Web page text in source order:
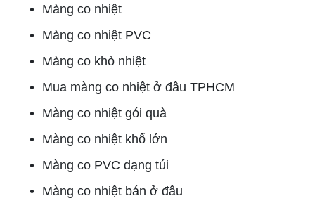
Màng co nhiệt
Màng co nhiệt PVC
Màng co khò nhiệt
Mua màng co nhiệt ở đâu TPHCM
Màng co nhiệt gói quà
Màng co nhiệt khổ lớn
Màng co PVC dạng túi
Màng co nhiệt bán ở đâu